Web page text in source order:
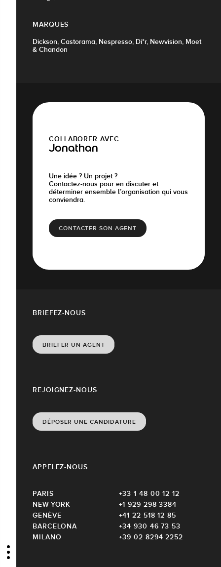
MARQUES
Dickson, Castorama, Nespresso, Di*r, Newvision, Moet
& Chandon
COLLABORER AVEC
Jonathan
Une idée ? Un projet ?
Contactez-nous pour en discuter et
déterminer ensemble l’organisation qui vous
conviendra.
CONTACTER SON AGENT
REJOIGNEZ-NOUS
DÉPOSER UNE CANDIDATURE
APPELEZ-NOUS
PARIS
+33 1 48 00 12 12
NEW-YORK
+1 929 298 3384
GENÈVE
+41 22 518 12 85
BARCELONA
+34 930 46 73 53
MILANO
+39 02 8294 2252
BRIEFEZ-NOUS
BRIEFER UN AGENT